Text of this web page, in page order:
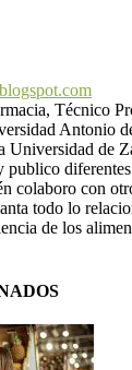
Técnico
Antonio
Universidad de
colaboro con
todo lo
de los